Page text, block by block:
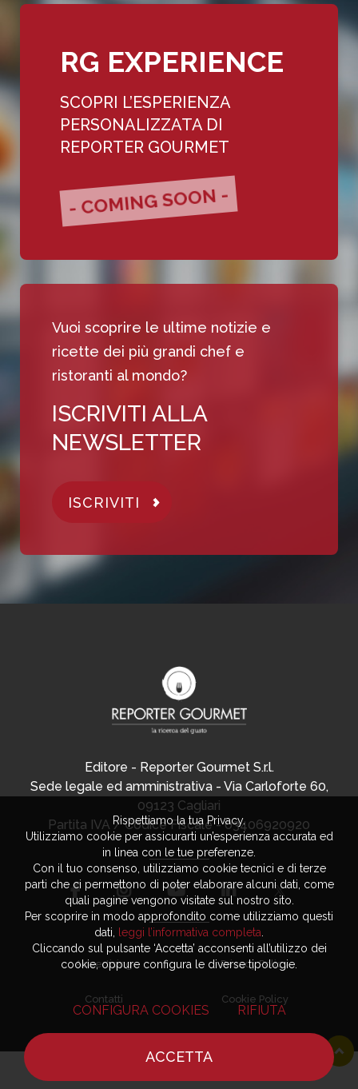
RG EXPERIENCE
SCOPRI L’ESPERIENZA
PERSONALIZZATA DI
REPORTER GOURMET
- COMING SOON -
Vuoi scoprire le ultime notizie e
ricette dei più grandi chef e
ristoranti al mondo?
ISCRIVITI ALLA
NEWSLETTER
ISCRIVITI
Editore - Reporter Gourmet S.r.l.
Sede legale ed amministrativa - Via Carloforte 60,
09123 Cagliari
Partita IVA / Codice Fiscale - 03406920920
Advertising
Contatti
Privacy Policy
Cookie Policy
Rispettiamo la tua Privacy.
Utilizziamo cookie per assicurarti un’esperienza accurata ed
in linea con le tue preferenze.
Con il tuo consenso, utilizziamo cookie tecnici e di terze
parti che ci permettono di poter elaborare alcuni dati, come
quali pagine vengono visitate sul nostro sito.
Per scoprire in modo approfondito come utilizziamo questi
dati,
leggi l’informativa completa
Cliccando sul pulsante ‘Accetta’ acconsenti all’utilizzo dei
cookie, oppure configura le diverse tipologie.
CONFIGURA COOKIES RIFIUTA
ACCETTA